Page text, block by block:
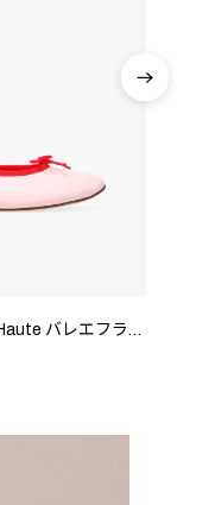
〔WEB限定〕Cendrillon Haute バレエフラット - EUサイズ